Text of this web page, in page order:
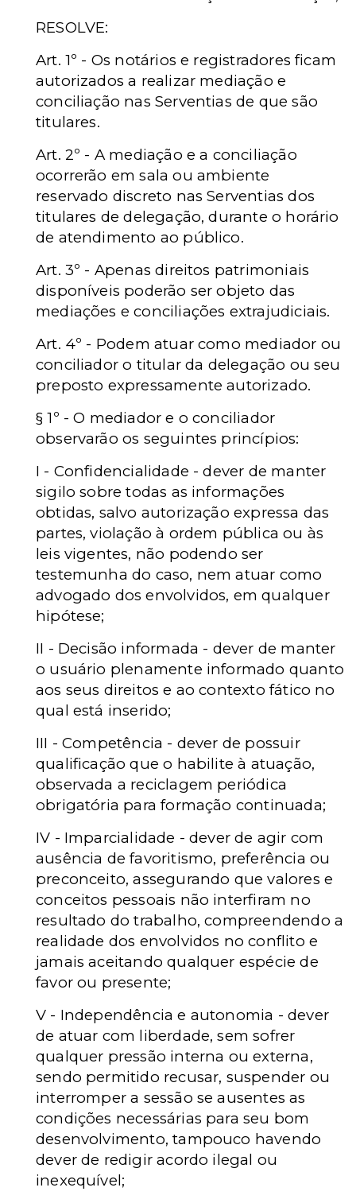
RESOLVE:
Art. 1º - Os notários e registradores ficam
autorizados a realizar mediação e
conciliação nas Serventias de que são
titulares.
Art. 2º - A mediação e a conciliação
ocorrerão em sala ou ambiente
reservado discreto nas Serventias dos
titulares de delegação, durante o horário
de atendimento ao público.
Art. 3º - Apenas direitos patrimoniais
disponíveis poderão ser objeto das
mediações e conciliações extrajudiciais.
Art. 4º - Podem atuar como mediador ou
conciliador o titular da delegação ou seu
preposto expressamente autorizado.
§ 1º - O mediador e o conciliador
observarão os seguintes princípios:
I - Confidencialidade - dever de manter
sigilo sobre todas as informações
obtidas, salvo autorização expressa das
partes, violação à ordem pública ou às
leis vigentes, não podendo ser
testemunha do caso, nem atuar como
advogado dos envolvidos, em qualquer
hipótese;
II - Decisão informada - dever de manter
o usuário plenamente informado quanto
aos seus direitos e ao contexto fático no
qual está inserido;
III - Competência - dever de possuir
qualificação que o habilite à atuação,
observada a reciclagem periódica
obrigatória para formação continuada;
IV - Imparcialidade - dever de agir com
ausência de favoritismo, preferência ou
preconceito, assegurando que valores e
conceitos pessoais não interfiram no
resultado do trabalho, compreendendo a
realidade dos envolvidos no conflito e
jamais aceitando qualquer espécie de
favor ou presente;
V - Independência e autonomia - dever
de atuar com liberdade, sem sofrer
qualquer pressão interna ou externa,
sendo permitido recusar, suspender ou
interromper a sessão se ausentes as
condições necessárias para seu bom
desenvolvimento, tampouco havendo
dever de redigir acordo ilegal ou
inexequível;